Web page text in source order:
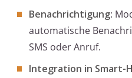
Benachrichtigung:
automatische
SMS oder Anruf.
Integration in Smart-